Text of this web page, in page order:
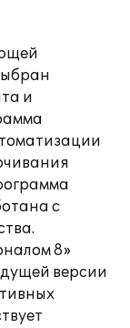
и
с
8»
версии